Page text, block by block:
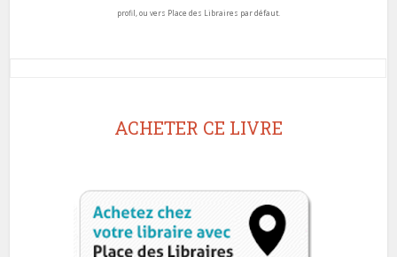
profil, ou vers Place des Libraires par défaut.
ACHETER CE LIVRE